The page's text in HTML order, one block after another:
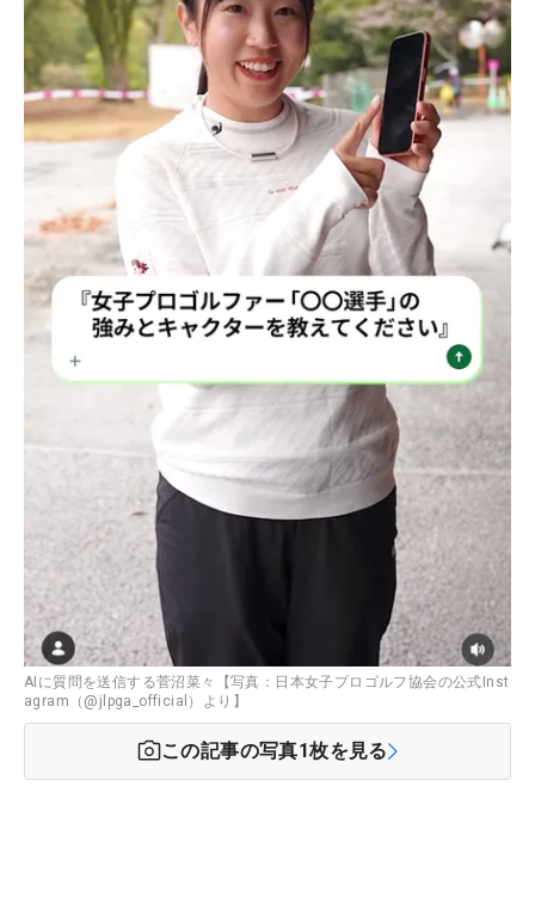
AIに質問を送信する菅沼菜々【写真：日本女子プロゴルフ協会の公式Inst
agram（@jlpga_official）より】
この記事の写真1枚を見る